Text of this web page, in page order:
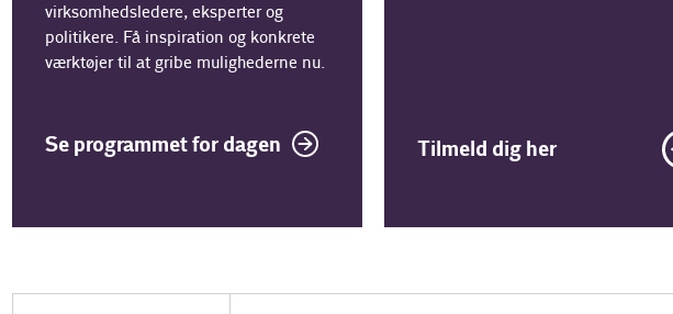
virksomhedsledere, eksperter og
politikere. Få inspiration og konkrete
værktøjer til at gribe mulighederne nu.
Se programmet for dagen Tilmeld dig her